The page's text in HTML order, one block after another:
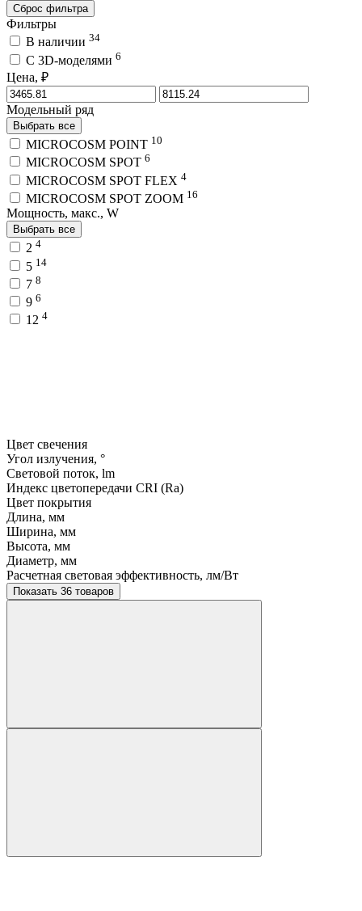
Сброс фильтра
Фильтры
В наличии 34
C 3D-моделями 6
Цена, ₽
Модельный ряд
Выбрать все
MICROCOSM POINT 10
MICROCOSM SPOT 6
MICROCOSM SPOT FLEX 4
MICROCOSM SPOT ZOOM 16
Мощность, макс., W
Выбрать все
2 4
5 14
7 8
9 6
12 4
Цвет свечения
Угол излучения, °
Световой поток, lm
Индекс цветопередачи CRI (Ra)
Цвет покрытия
Длина, мм
Ширина, мм
Высота, мм
Диаметр, мм
Расчетная световая эффективность, лм/Вт
Показать 36 товаров